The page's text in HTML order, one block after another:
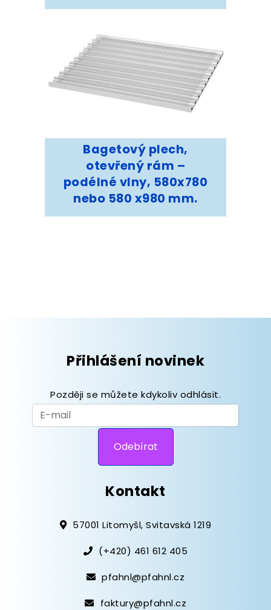
Bagetový plech,
otevřený rám –
podélné vlny, 580x780
nebo 580 x980 mm.
Přihlášení novinek
Později se můžete kdykoliv odhlásit.
Kontakt
57001 Litomyšl, Svitavská 1219
(+420) 461 612 405
pfahnl@pfahnl.cz
faktury@pfahnl.cz